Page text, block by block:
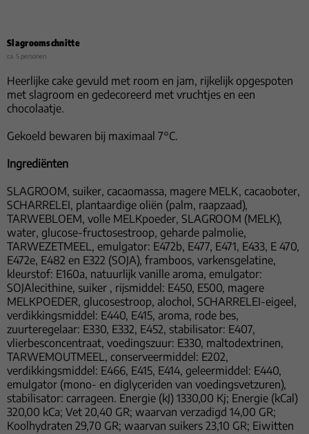
Slagroomschnitte
ca. 5 personen
Heerlijke cake gevuld met room en jam, rijkelijk opgespoten
met slagroom en gedecoreerd met vruchtjes en een
chocolaatje.
Gekoeld bewaren bij maximaal 7°C.
Ingrediënten
SLAGROOM, suiker, cacaomassa, magere MELK, cacaoboter,
SCHARRELEI, plantaardige oliën (palm, raapzaad),
TARWEBLOEM, volle MELKpoeder, SLAGROOM (MELK),
water, glucose-fructosestroop, geharde palmolie,
TARWEZETMEEL, emulgator: E472b, E477, E471, E433, E 470,
E472e, E482 en E322 (SOJA), framboos, varkensgelatine,
kleurstof: E160a, natuurlijk vanille aroma, emulgator:
SOJAlecithine, suiker , rijsmiddel: E450, E500, magere
MELKPOEDER, glucosestroop, alochol, SCHARRELEI-eigeel,
verdikkingsmiddel: E440, E415, aroma, rode bes,
zuurteregelaar: E330, E332, E452, stabilisator: E407,
vlierbesconcentraat, voedingszuur: E330, maltodextrinen,
TARWEMOUTMEEL, conserveermiddel: E202,
verdikkingsmiddel: E466, E415, E414, geleermiddel: E440,
emulgator (mono- en diglyceriden van voedingsvetzuren),
stabilisator: carrageen. Energie (kJ) 1330,00 Kj; Energie (kCal)
320,00 kCa; Vet 20,40 GR; waarvan verzadigd 14,00 GR;
Koolhydraten 29,70 GR; waarvan suikers 23,10 GR; Eiwitten